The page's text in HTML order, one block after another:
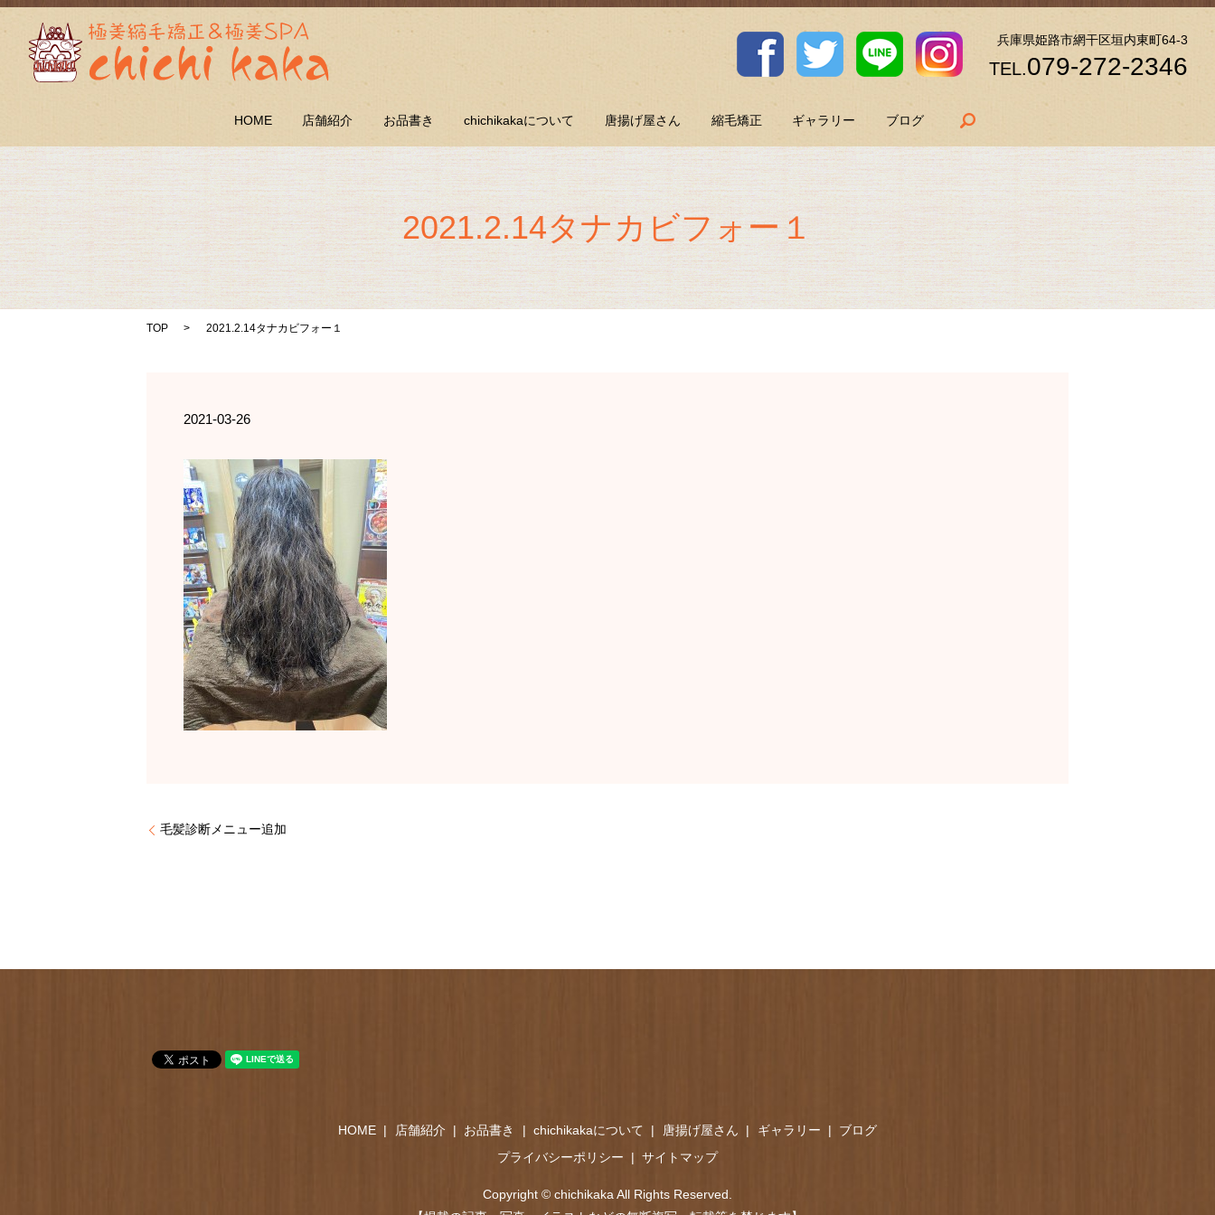
兵庫県姫路市網干区垣内東町64-3
TEL.079-272-2346
HOME 店舗紹介 お品書き chichikakaについて 唐揚げ屋さん 縮毛矯正 ギャラリー ブログ
2021.2.14タナカビフォー１
TOP 2021.2.14タナカビフォー１
2021-03-26
毛髪診断メニュー追加
HOME 店舗紹介 お品書き chichikakaについて 唐揚げ屋さん ギャラリー
ブログ
プライバシーポリシー
サイトマップ
Copyright © chichikaka All Rights Reserved.